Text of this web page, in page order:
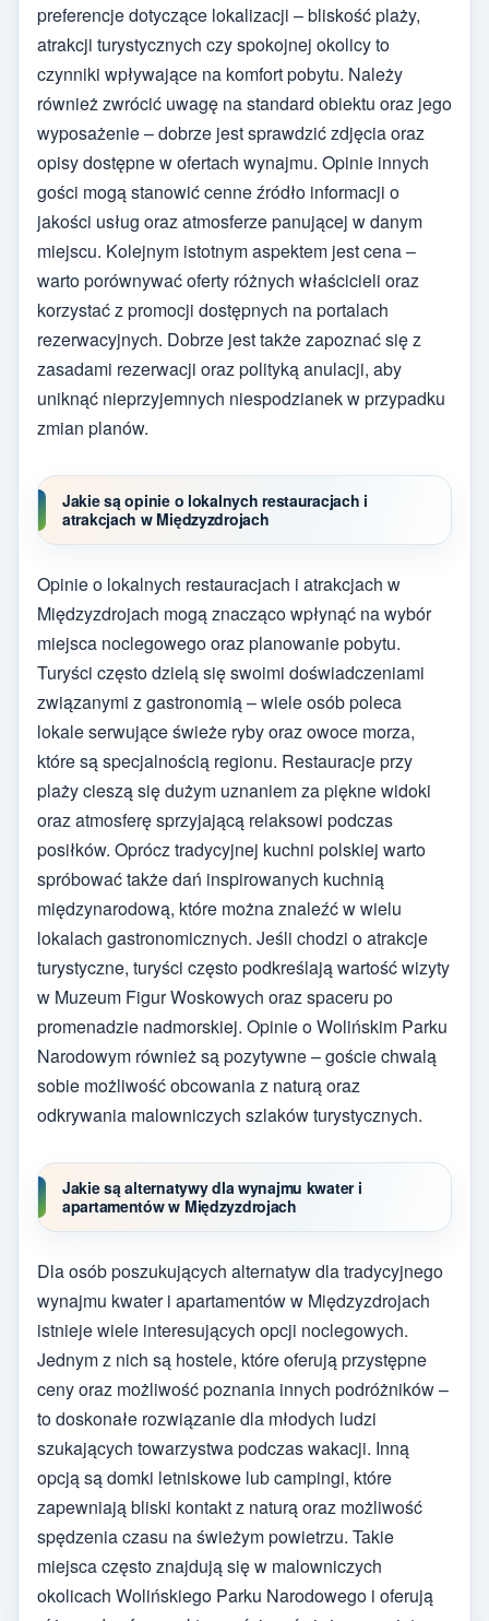
preferencje dotyczące lokalizacji – bliskość plaży,
atrakcji turystycznych czy spokojnej okolicy to
czynniki wpływające na komfort pobytu. Należy
również zwrócić uwagę na standard obiektu oraz jego
wyposażenie – dobrze jest sprawdzić zdjęcia oraz
opisy dostępne w ofertach wynajmu. Opinie innych
gości mogą stanowić cenne źródło informacji o
jakości usług oraz atmosferze panującej w danym
miejscu. Kolejnym istotnym aspektem jest cena –
warto porównywać oferty różnych właścicieli oraz
korzystać z promocji dostępnych na portalach
rezerwacyjnych. Dobrze jest także zapoznać się z
zasadami rezerwacji oraz polityką anulacji, aby
uniknąć nieprzyjemnych niespodzianek w przypadku
zmian planów.
Jakie są opinie o lokalnych restauracjach i
atrakcjach w Międzyzdrojach
Opinie o lokalnych restauracjach i atrakcjach w
Międzyzdrojach mogą znacząco wpłynąć na wybór
miejsca noclegowego oraz planowanie pobytu.
Turyści często dzielą się swoimi doświadczeniami
związanymi z gastronomią – wiele osób poleca
lokale serwujące świeże ryby oraz owoce morza,
które są specjalnością regionu. Restauracje przy
plaży cieszą się dużym uznaniem za piękne widoki
oraz atmosferę sprzyjającą relaksowi podczas
posiłków. Oprócz tradycyjnej kuchni polskiej warto
spróbować także dań inspirowanych kuchnią
międzynarodową, które można znaleźć w wielu
lokalach gastronomicznych. Jeśli chodzi o atrakcje
turystyczne, turyści często podkreślają wartość wizyty
w Muzeum Figur Woskowych oraz spaceru po
promenadzie nadmorskiej. Opinie o Wolińskim Parku
Narodowym również są pozytywne – goście chwalą
sobie możliwość obcowania z naturą oraz
odkrywania malowniczych szlaków turystycznych.
Jakie są alternatywy dla wynajmu kwater i
apartamentów w Międzyzdrojach
Dla osób poszukujących alternatyw dla tradycyjnego
wynajmu kwater i apartamentów w Międzyzdrojach
istnieje wiele interesujących opcji noclegowych.
Jednym z nich są hostele, które oferują przystępne
ceny oraz możliwość poznania innych podróżników –
to doskonałe rozwiązanie dla młodych ludzi
szukających towarzystwa podczas wakacji. Inną
opcją są domki letniskowe lub campingi, które
zapewniają bliski kontakt z naturą oraz możliwość
spędzenia czasu na świeżym powietrzu. Takie
miejsca często znajdują się w malowniczych
okolicach Wolińskiego Parku Narodowego i oferują